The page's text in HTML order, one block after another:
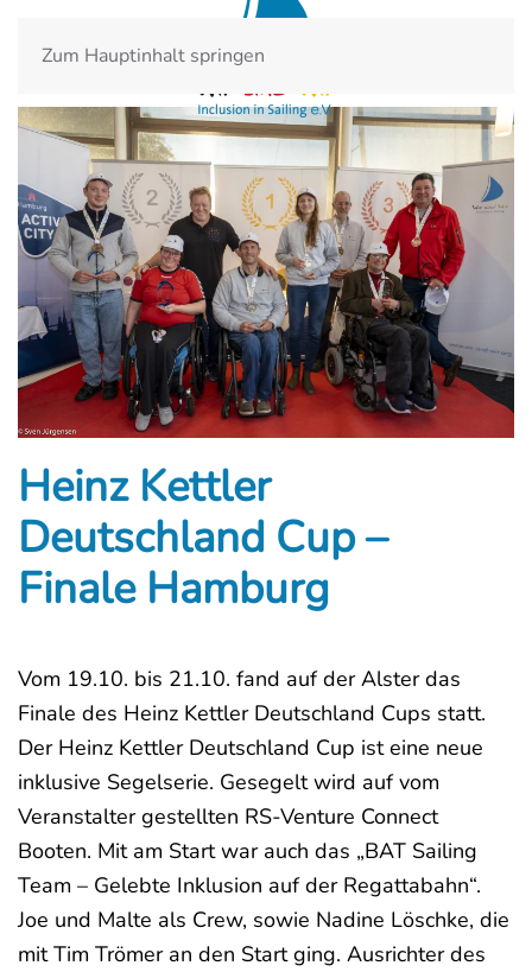
Zum Hauptinhalt springen
Heinz Kettler
Deutschland Cup –
Finale Hamburg
Vom 19.10. bis 21.10. fand auf der Alster das
Finale des Heinz Kettler Deutschland Cups statt.
Der Heinz Kettler Deutschland Cup ist eine neue
inklusive Segelserie. Gesegelt wird auf vom
Veranstalter gestellten RS-Venture Connect
Booten. Mit am Start war auch das „BAT Sailing
Team – Gelebte Inklusion auf der Regattabahn“.
Joe und Malte als Crew, sowie Nadine Löschke, die
mit Tim Trömer an den Start ging. Ausrichter des